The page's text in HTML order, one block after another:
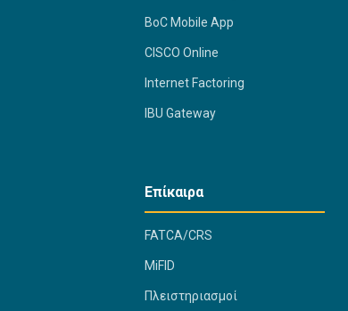
BoC Mobile App
CISCO Online
Internet Factoring
IBU Gateway
Επίκαιρα
FATCA/CRS
MiFID
Πλειστηριασμοί